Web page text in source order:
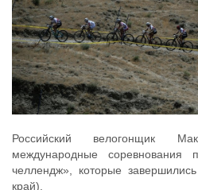
Российский велогонщик
международные соревнования
челлендж», которые
край).